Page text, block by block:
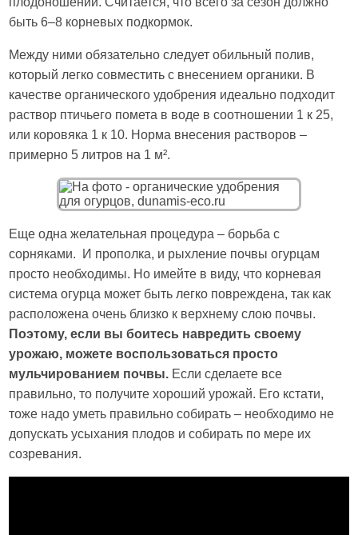
быть 6–8 корневых подкормок.
Между ними обязательно следует обильный полив,
который легко совместить с внесением органики. В
качестве органического удобрения идеально подходит
раствор птичьего помета в воде в соотношении 1 к 25,
или коровяка 1 к 10. Норма внесения растворов –
примерно 5 литров на 1 м².
Еще одна желательная процедура – борьба с
сорняками. И прополка, и рыхление почвы огурцам
просто необходимы. Но имейте в виду, что корневая
система огурца может быть легко повреждена, так как
расположена очень близко к верхнему слою почвы.
Поэтому, если вы боитесь навредить своему
урожаю, можете воспользоваться просто
мульчированием почвы. Если сделаете все
правильно, то получите хороший урожай. Его кстати,
тоже надо уметь правильно собирать – необходимо не
допускать усыхания плодов и собирать по мере их
созревания.